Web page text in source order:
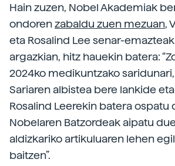
Hain zuzen, Nobel Akademiak
ondorenzabaldu zuen mezuan,
eta Rosalind Lee senar-
argazkian, hitz hauekin batera:
2024ko medikuntzako
Sariaren albistea bere lankide
Rosalind Leerekin batera ospatu
Nobelaren Batzordeak aipatu
aldizkariko artikuluaren lehen
baitzen”.